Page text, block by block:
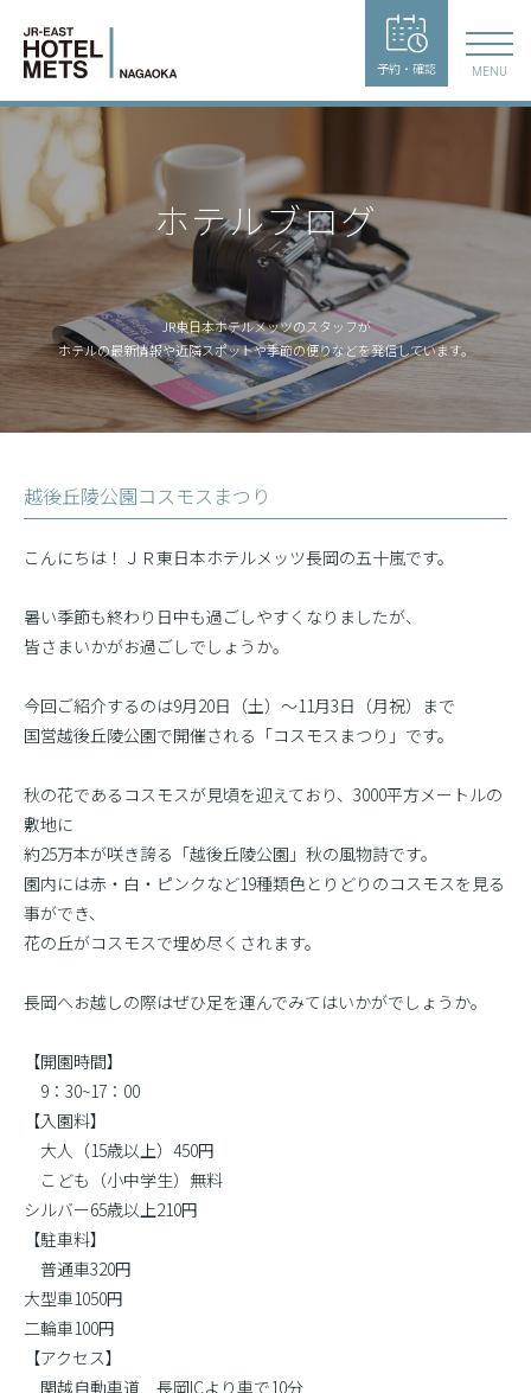
予約・確認 MENU
ホテルブログ
JR東日本ホテルメッツのスタッフが
ホテルの最新情報や近隣スポットや季節の便りなどを発信しています。
越後丘陵公園コスモスまつり
こんにちは！ＪＲ東日本ホテルメッツ長岡の五十嵐です。
暑い季節も終わり日中も過ごしやすくなりましたが、
皆さまいかがお過ごしでしょうか。
今回ご紹介するのは9月20日（土）〜11月3日（月祝）まで
国営越後丘陵公園で開催される「コスモスまつり」です。
秋の花であるコスモスが見頃を迎えており、3000平方メートルの
敷地に
約25万本が咲き誇る「越後丘陵公園」秋の風物詩です。
園内には赤・白・ピンクなど19種類色とりどりのコスモスを見る
事ができ、
花の丘がコスモスで埋め尽くされます。
長岡へお越しの際はぜひ足を運んでみてはいかがでしょうか。
【開園時間】
9：30~17：00
【入園料】
大人（15歳以上）450円
こども（小中学生）無料
シルバー65歳以上210円
【駐車料】
普通車320円
大型車1050円
二輪車100円
【アクセス】
関越自動車道 長岡ICより車で10分